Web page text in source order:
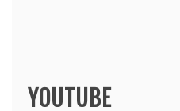
YOUTUBE